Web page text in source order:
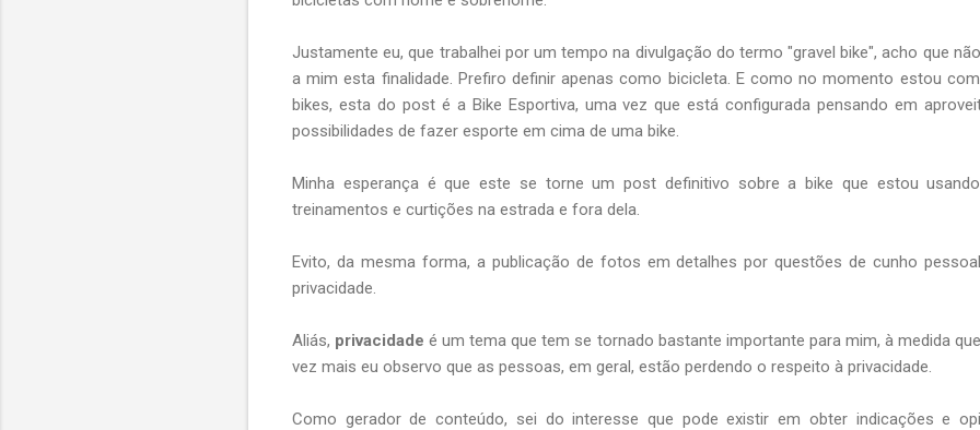
Justamente eu, que trabalhei por um tempo na divulgação do termo "gravel bike", acho que
a mim esta finalidade. Prefiro definir apenas como bicicleta. E como no momento estou
bikes, esta do post é a Bike Esportiva, uma vez que está configurada pensando em
possibilidades de fazer esporte em cima de uma bike.
Minha esperança é que este se torne um post definitivo sobre a bike que estou
treinamentos e curtições na estrada e fora dela.
Evito, da mesma forma, a publicação de fotos em detalhes por questões de cunho
privacidade.
Aliás, privacidade é um tema que tem se tornado bastante importante para mim, à medida
vez mais eu observo que as pessoas, em geral, estão perdendo o respeito à privacidade.
Como gerador de conteúdo, sei do interesse que pode existir em obter indicações e